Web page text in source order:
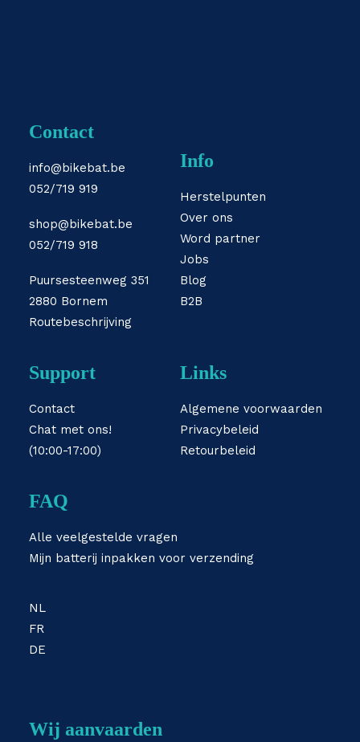
Contact
info@bikebat.be
052/719 919
shop@bikebat.be
052/719 918
Puursesteenweg 351
2880 Bornem
Routebeschrijving
Info
Herstelpunten
Over ons
Word partner
Jobs
Blog
B2B
Support
Contact
Chat met ons!
(10:00-17:00)
Links
Algemene voorwaarden
Privacybeleid
Retourbeleid
FAQ
Alle veelgestelde vragen
Mijn batterij inpakken voor verzending
NL
FR
DE
Wij aanvaarden